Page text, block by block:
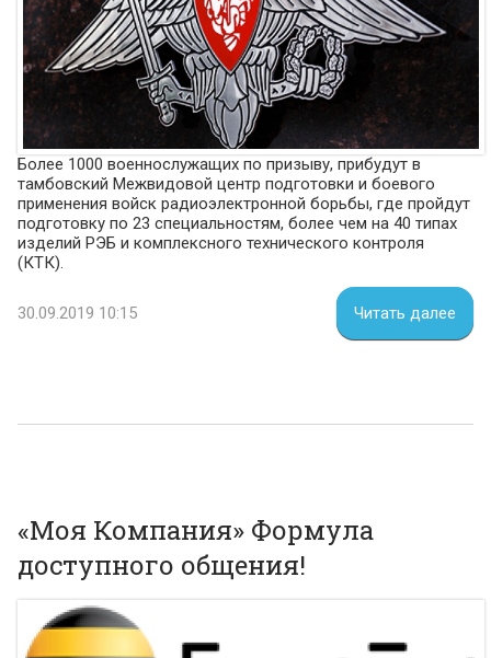
Более 1000 военнослужащих по призыву, прибудут в
тамбовский Межвидовой центр подготовки и боевого
применения войск радиоэлектронной борьбы, где пройдут
подготовку по 23 специальностям, более чем на 40 типах
изделий РЭБ и комплексного технического контроля
(КТК).
30.09.2019 10:15 Читать далее
«Моя Компания» Формула
доступного общения!